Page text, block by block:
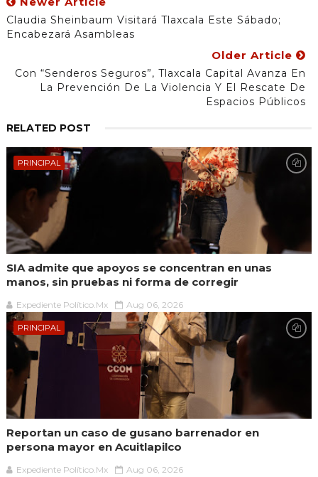
Claudia Sheinbaum Visitará Tlaxcala Este Sábado;
Encabezará Asambleas
Older Article
Con “Senderos Seguros”, Tlaxcala Capital Avanza En
La Prevención De La Violencia Y El Rescate De
Espacios Públicos
RELATED POST
PRINCIPAL
SIA admite que apoyos se concentran en unas
manos, sin pruebas ni forma de corregir
Expediente Político.Mx Aug 06, 2026
PRINCIPAL
Reportan un caso de gusano barrenador en
persona mayor en Acuitlapilco
Expediente Político.Mx Aug 06, 2026